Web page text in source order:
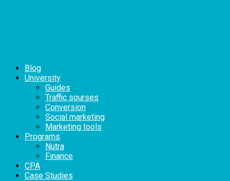
Blog
University
Guides
Traffic sourses
Conversion
Social marketing
Marketing tools
Programs
Nutra
Finance
CPA
Case Studies